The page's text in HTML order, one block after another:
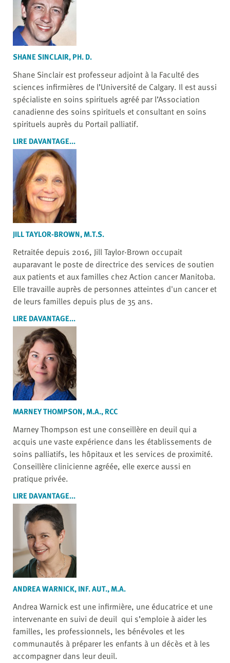
SHANE SINCLAIR, PH. D.
Shane Sinclair est professeur adjoint à la Faculté des
sciences infirmières de l’Université de Calgary. Il est aussi
spécialiste en soins spirituels agréé par l’Association
canadienne des soins spirituels et consultant en soins
spirituels auprès du Portail palliatif.
LIRE DAVANTAGE...
JILL TAYLOR-BROWN, M.T.S.
Retraitée depuis 2016, Jill Taylor-Brown occupait
auparavant le poste de directrice des services de soutien
aux patients et aux familles chez Action cancer Manitoba.
Elle travaille auprès de personnes atteintes d'un cancer et
de leurs familles depuis plus de 35 ans.
LIRE DAVANTAGE...
MARNEY THOMPSON, M.A., RCC
Marney Thompson est une conseillère en deuil qui a
acquis une vaste expérience dans les établissements de
soins palliatifs, les hôpitaux et les services de proximité.
Conseillère clinicienne agréée, elle exerce aussi en
pratique privée.
LIRE DAVANTAGE...
ANDREA WARNICK, INF. AUT., M.A.
Andrea Warnick est une infirmière, une éducatrice et une
intervenante en suivi de deuil qui s’emploie à aider les
familles, les professionnels, les bénévoles et les
communautés à préparer les enfants à un décès et à les
accompagner dans leur deuil.